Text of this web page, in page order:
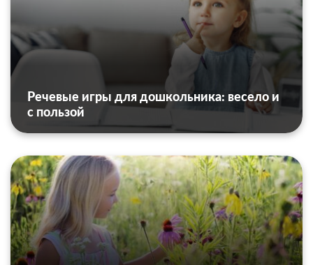
Речевые игры для дошкольника: весело и
с пользой